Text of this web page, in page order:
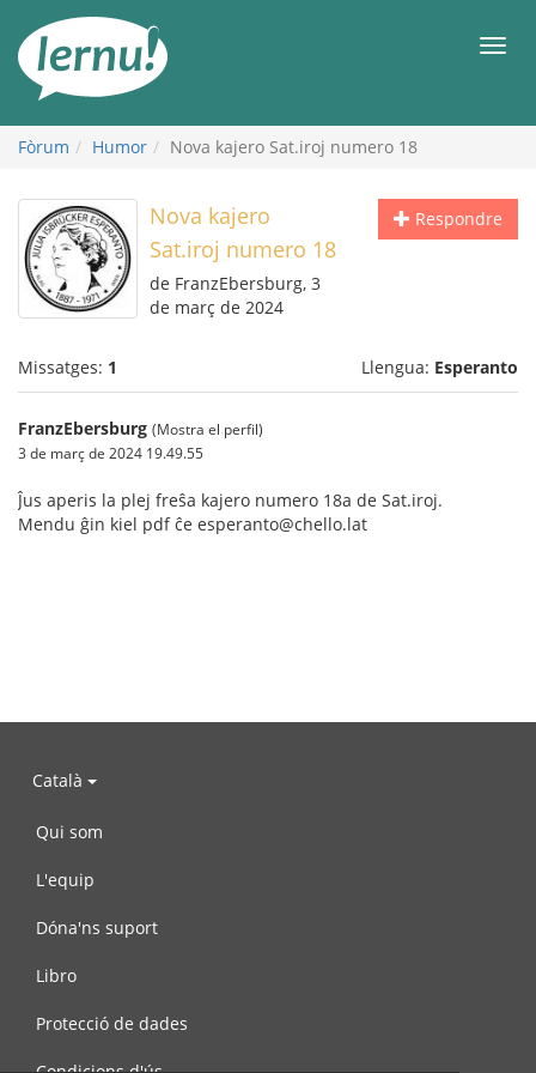
contingut
Fòrum Humor Nova kajero Sat.iroj numero 18
Respondre
Nova kajero
Sat.iroj numero 18
de FranzEbersburg, 3
de març de 2024
Missatges: 1 Llengua: Esperanto
FranzEbersburg (Mostra el perfil)
3 de març de 2024 19.49.55
Ĵus aperis la plej freŝa kajero numero 18a de Sat.iroj.
Mendu ĝin kiel pdf ĉe esperanto@chello.lat
Català
Qui som
L'equip
Dóna'ns suport
Libro
Protecció de dades